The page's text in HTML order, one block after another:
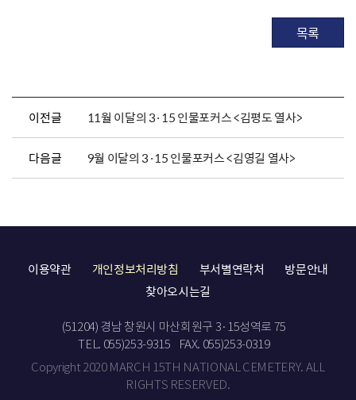
목록
이전글 11월 이달의 3·15 인물포커스 <김평도 열사>
다음글 9월 이달의 3·15 인물포커스 <김영길 열사>
이용약관 개인정보처리방침 부서별연락처
방문안내
찾아오시는길
(51204) 경남 창원시 마산회원구 3·15성역로 75
TEL. 055)253-9315
FAX. 055)253-0319
Copyright 2020 MARCH 15TH NATIONAL CEMETERY. ALL
RIGHTS RESERVED.